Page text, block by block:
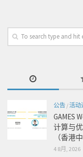
公告 /活动
GAMES
计算与
（香港
4 8月, 2026